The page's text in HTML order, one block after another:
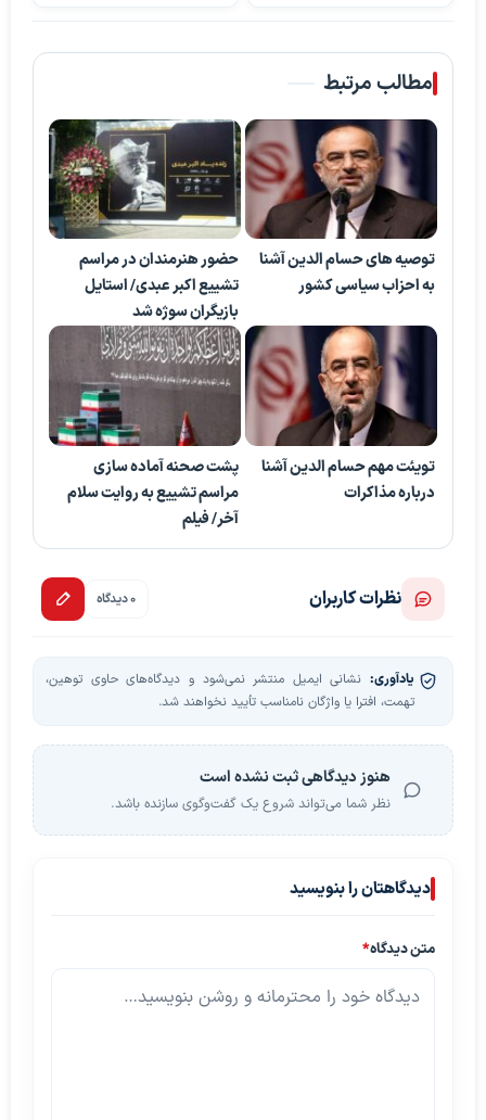
مطالب مرتبط
توصیه های حسام الدین آشنا
به احزاب سیاسی کشور
حضور هنرمندان در مراسم
تشییع اکبر عبدی/ استایل
بازیگران سوژه شد
تویئت مهم حسام الدین آشنا
درباره مذاکرات
پشت صحنه آماده ‌سازی
مراسم تشییع به ‌روایت سلام
آخر/ فیلم
نظرات کاربران 0 دیدگاه
یادآوری: نشانی ایمیل منتشر نمی‌شود و دیدگاه‌های حاوی توهین،
تهمت، افترا یا واژگان نامناسب تأیید نخواهند شد.
هنوز دیدگاهی ثبت نشده است
نظر شما می‌تواند شروع یک گفت‌وگوی سازنده باشد.
دیدگاهتان را بنویسید
متن دیدگاه*